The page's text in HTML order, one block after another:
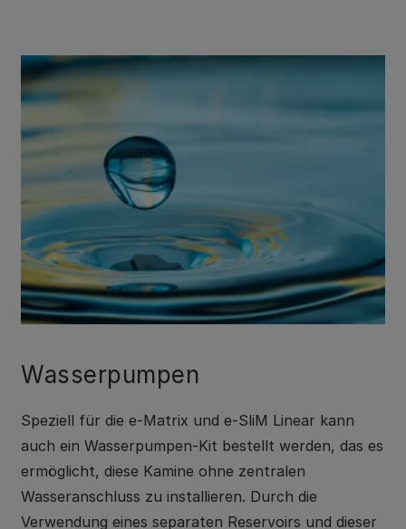
Wasserpumpen
Speziell für die e-Matrix und e-SliM Linear kann
auch ein Wasserpumpen-Kit bestellt werden, das es
ermöglicht, diese Kamine ohne zentralen
Wasseranschluss zu installieren. Durch die
Verwendung eines separaten Reservoirs und dieser